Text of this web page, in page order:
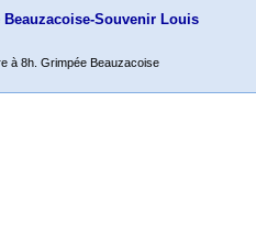
Beauzacoise-Souvenir Louis
à 8h. Grimpée Beauzacoise